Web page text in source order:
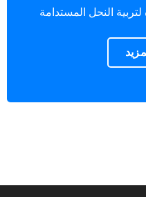
النحل المستدامة